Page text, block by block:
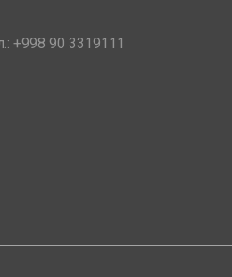
+998 90 3319111